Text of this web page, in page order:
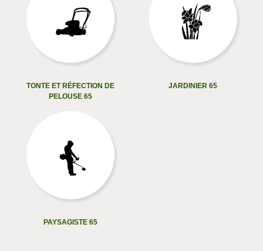
TONTE ET RÉFECTION DE
PELOUSE 65
JARDINIER 65
PAYSAGISTE 65